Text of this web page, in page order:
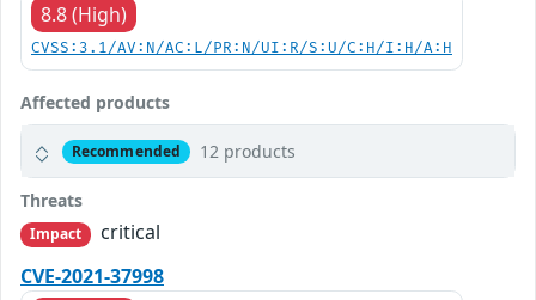
8.8 (High)
CVSS:3.1/AV:N/AC:L/PR:N/UI:R/S:U/C:H/I:H/A:H
Affected products
Recommended 12 products
Threats
Impact
critical
CVE-2021-37998